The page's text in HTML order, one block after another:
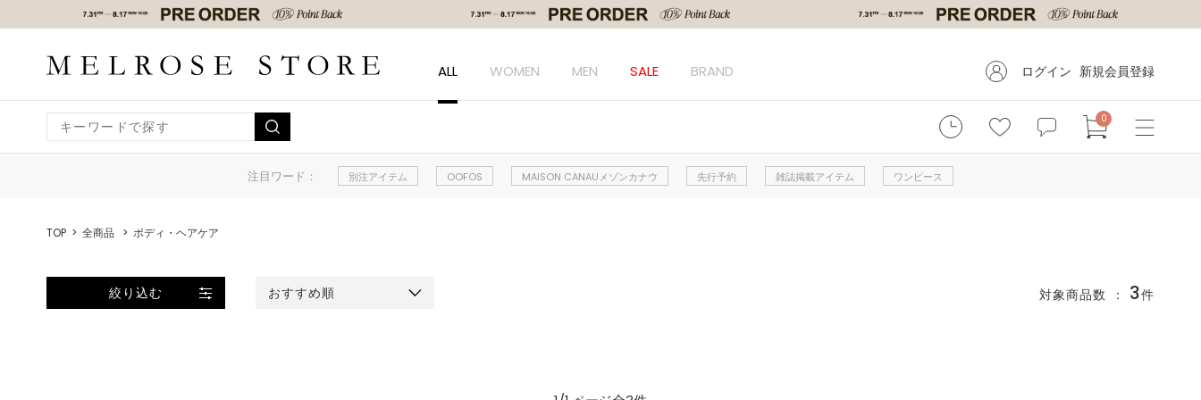
ALL WOMEN MEN SALE BRAND ログイン 新規会員登録
0
注目ワード： 別注アイテム OOFOS MAISON CANAUメゾンカナウ 先行予約 雑誌掲載アイテム ワンピース
TOP 全商品 ボディ・ヘアケア
絞り込む おすすめ順 対象商品数 ： 3件